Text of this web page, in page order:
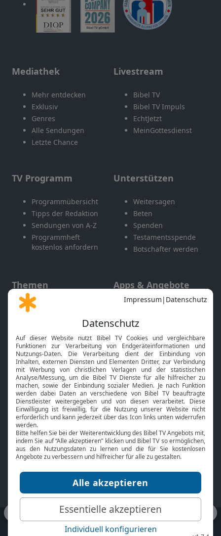
Mediathek
Mehr entdecken
Exklusiv
Genres
Alle Sendungen
Letzte Chance
Livestream
Bibel TV
Bibel TV Impuls
EchtJetzt
MeinGottesdienst
TV Programm
Programmübersicht
Tipps der Redaktion
Sendungen von A-Z
Programmheft
kostenlos anfordern
Unterstützen
Weitersagen
Beten
Spenden
Testamentsspende
Botschafter werden
Themen
Gott und Bibel erklärt
Neuigkeiten
Apps & Angebote
Mobile App
Smart TV
HbbTV
Bibelthek Online-Bibel
Nächster Gottesdienst
Bibel TV
Über uns
Jobs
Mediadaten
Service
Kontakt
TV-Empfang
bibeltv.de: Impressum
Datenschutz
Nutzungsbedingungen